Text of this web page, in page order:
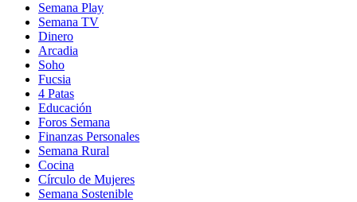
Semana Play
Semana TV
Dinero
Arcadia
Soho
in
new
window
Fucsia
in
new
window
4 Patas
Educación
Foros Semana
Finanzas Personales
Semana Rural
Cocina
Círculo de Mujeres
Semana Sostenible